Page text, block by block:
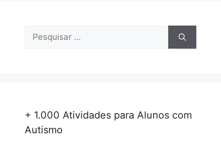
Pesquisar
+ 1.000 Atividades para Alunos com
Autismo